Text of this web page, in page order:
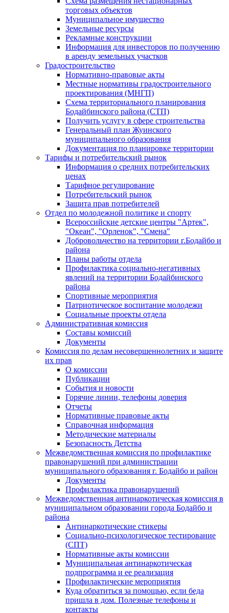
торговых объектов
Муниципальное имущество
Земельные ресурсы
Рекламные конструкции
Информация для инвесторов по получению
в аренду земельных участков
Градостроительство
Нормативно-правовые акты
Местные нормативы градостроительного
проектирования (МНГП)
Схема территориального планирования
Бодайбинского района (СТП)
Получить услугу в сфере строительства
Генеральный план Жуинского
муниципального образования
Документация по планировке территории
Тарифы и потребительский рынок
Информация о средних потребительских
ценах
Тарифное регулирование
Потребительский рынок
Защита прав потребителей
Отдел по молодежной политике и спорту
Всероссийские детские центры "Артек",
"Океан", "Орленок", "Смена"
Добровольчество на территории г.Бодайбо и
района
Планы работы отдела
Профилактика социально-негативных
явлений на территории Бодайбинского
района
Спортивные мероприятия
Патриотическое воспитание молодежи
Социальные проекты отдела
Административная комиссия
Составы комиссий
Документы
Комиссия по делам несовершеннолетних и защите
их прав
О комиссии
Публикации
События и новости
Горячие линии, телефоны доверия
Отчеты
Нормативные правовые акты
Справочная информация
Методические материалы
Безопасность Детства
Межведомственная комиссия по профилактике
правонарушений при администрации
муниципального образования г. Бодайбо и район
Документы
Профилактика правонарушений
Межведомственная антинаркотическая комиссия в
муниципальном образовании города Бодайбо и
района
Антинаркотические стикеры
Социально-психологическое тестирование
(СПТ)
Нормативные акты комиссии
Муниципальная антинаркотическая
подпрограмма и ее реализация
Профилактические мероприятия
Куда обратиться за помощью, если беда
пришла в дом. Полезные телефоны и
контакты